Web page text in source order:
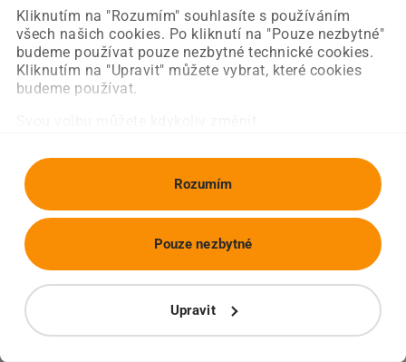
Kliknutím na "Rozumím" souhlasíte s používáním
všech našich cookies. Po kliknutí na "Pouze nezbytné"
budeme používat pouze nezbytné technické cookies.
Kliknutím na "Upravit" můžete vybrat, které cookies
budeme používat.
Rozumím
Upravit
Pouze nezbytné
Obnovit stránku Úvodní strana